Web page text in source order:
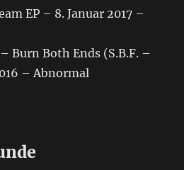
EP – 8. Januar 2017 –
Burn Both Ends (S.B.F. –
– Abnormal